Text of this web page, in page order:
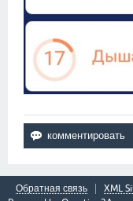
Обратная связь XML